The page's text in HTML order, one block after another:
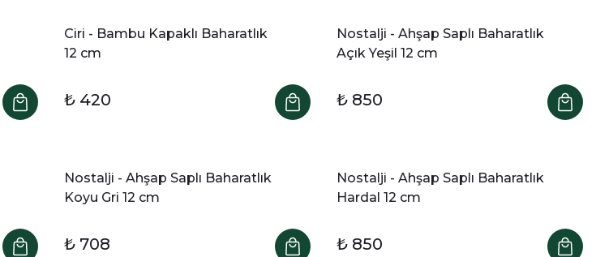
Ciri - Bambu Kapaklı Baharatlık
12 cm
₺ 420
Nostalji - Ahşap Saplı Baharatlık
Açık Yeşil 12 cm
₺ 850
Nostalji - Ahşap Saplı Baharatlık
Koyu Gri 12 cm
₺ 708
Nostalji - Ahşap Saplı Baharatlık
Hardal 12 cm
₺ 850